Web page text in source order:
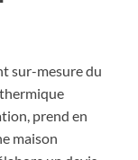
sur-mesure du
prend en
maison